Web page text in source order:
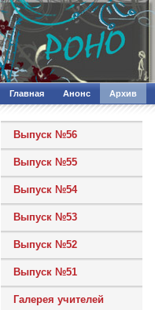
Главная Анонс Архив
Выпуск №56
Выпуск №55
Выпуск №54
Выпуск №53
Выпуск №52
Выпуск №51
Галерея учителей